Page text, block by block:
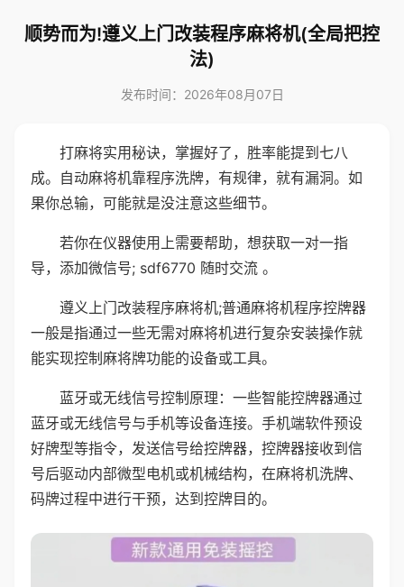
顺势而为!遵义上门改装程序麻将机(全局把控
法)
发布时间：2026年08月07日
打麻将实用秘诀，掌握好了，胜率能提到七八
成。自动麻将机靠程序洗牌，有规律，就有漏洞。如
果你总输，可能就是没注意这些细节。
若你在仪器使用上需要帮助，想获取一对一指
导，添加微信号; sdf6770 随时交流 。
遵义上门改装程序麻将机;普通麻将机程序控牌器
一般是指通过一些无需对麻将机进行复杂安装操作就
能实现控制麻将牌功能的设备或工具。
蓝牙或无线信号控制原理：一些智能控牌器通过
蓝牙或无线信号与手机等设备连接。手机端软件预设
好牌型等指令，发送信号给控牌器，控牌器接收到信
号后驱动内部微型电机或机械结构，在麻将机洗牌、
码牌过程中进行干预，达到控牌目的。